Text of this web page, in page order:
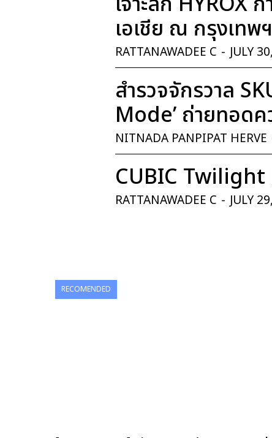
เอเชีย ณ กรุงเทพฯ
RATTANAWADEE C - JULY
สำรวจจักรวาล
Mode’ ถ่ายทอดค
NITNADA PANPIPAT HERVE
CUBIC Twilight
RATTANAWADEE C - JULY
RECOMENDED